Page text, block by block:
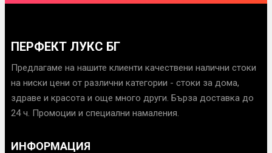
ПЕРФЕКТ ЛУКС БГ
Предлагаме на нашите клиенти качествени налични стоки
на ниски цени от различни категории - стоки за дома,
здраве и красота и още много други. Бърза доставка до
24 ч. Промоции и специални намаления.
ИНФОРМАЦИЯ